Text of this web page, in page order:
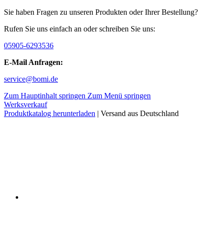
Sie haben Fragen zu unseren Produkten oder Ihrer Bestellung?
Rufen Sie uns einfach an oder schreiben Sie uns:
05905-6293536
E-Mail Anfragen:
service@bomi.de
Zum Hauptinhalt springen Zum Menü springen
Werksverkauf
Produktkatalog herunterladen | Versand aus Deutschland